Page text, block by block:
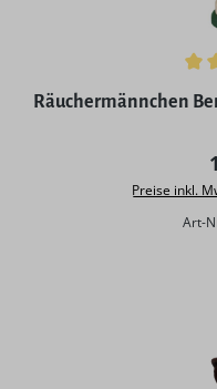
Durchschnittliche
Räuchermännchen
Preise inkl.
Art-